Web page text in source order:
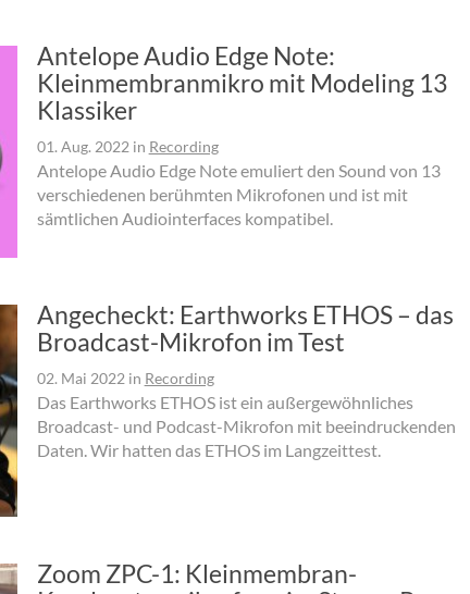
Antelope Audio Edge Note:
Kleinmembranmikro mit Modeling 13
Klassiker
01. Aug. 2022 in Recording
Antelope Audio Edge Note emuliert den Sound von 13
verschiedenen berühmten Mikrofonen und ist mit
sämtlichen Audiointerfaces kompatibel.
Angecheckt: Earthworks ETHOS – das
Broadcast-Mikrofon im Test
02. Mai 2022 in Recording
Das Earthworks ETHOS ist ein außergewöhnliches
Broadcast- und Podcast-Mikrofon mit beeindruckenden
Daten. Wir hatten das ETHOS im Langzeittest.
Zoom ZPC-1: Kleinmembran-